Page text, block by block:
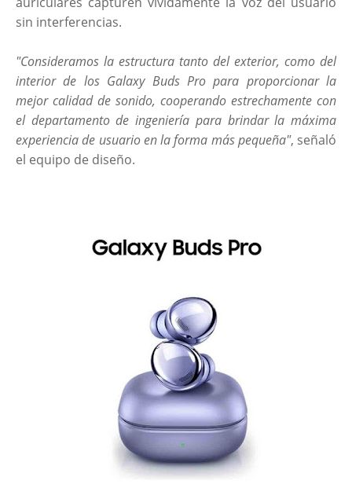
sin interferencias.
"Consideramos la estructura tanto del exterior, como del
interior de los Galaxy Buds Pro para proporcionar la
mejor calidad de sonido, cooperando estrechamente con
el departamento de ingeniería para brindar la máxima
experiencia de usuario en la forma más pequeña", señaló
el equipo de diseño.